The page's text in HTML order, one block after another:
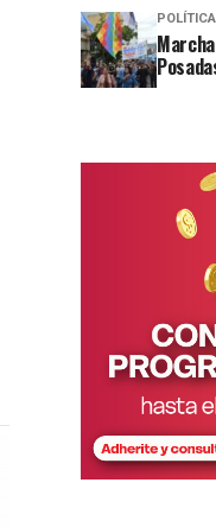
POLÍTICA